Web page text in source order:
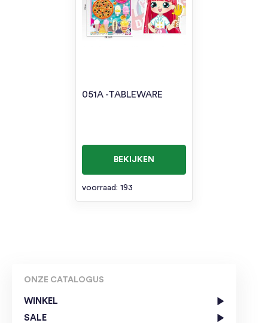
ONZE CATALOGUS
WINKEL
SALE
051A -TABLEWARE
BEKIJKEN
voorraad: 193